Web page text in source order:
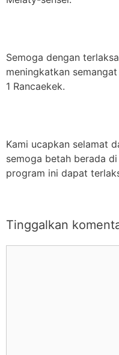
Semoga dengan
meningkatkan
1 Rancaekek.
Kami ucapkan selamat
semoga betah berada
program ini dapat
Tinggalkan